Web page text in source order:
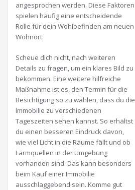
angesprochen werden. Diese Faktoren
spielen häufig eine entscheidende
Rolle für dein Wohlbefinden am neuen
Wohnort.
Scheue dich nicht, nach weiteren
Details zu fragen, um ein klares Bild zu
bekommen. Eine weitere hilfreiche
Maßnahme ist es, den Termin für die
Besichtigung so zu wählen, dass du die
Immobilie zu verschiedenen
Tageszeiten sehen kannst. So erhältst
du einen besseren Eindruck davon,
wie viel Licht in die Räume fällt und ob
Lärmquellen in der Umgebung
vorhanden sind. Das kann besonders
beim Kauf einer Immobilie
ausschlaggebend sein. Komme gut